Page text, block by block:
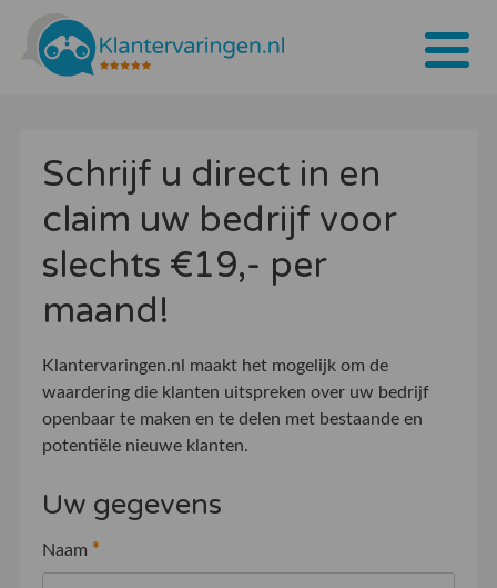
Tarieven
Bedrijven
Over ons
Blogs
Contact
Bedrijf aanmelden
Schrijf u direct in en
claim uw bedrijf voor
slechts €19,- per
maand!
Klantervaringen.nl maakt het mogelijk om de
waardering die klanten uitspreken over uw bedrijf
openbaar te maken en te delen met bestaande en
potentiële nieuwe klanten.
Uw gegevens
Naam *